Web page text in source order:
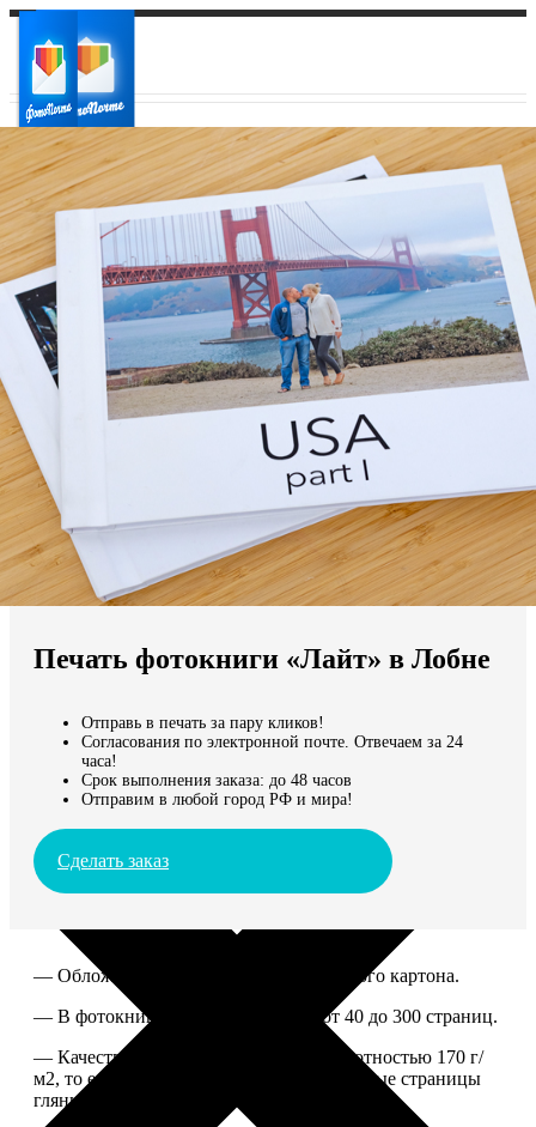
Ваш город:
Ваш регион доставки
Выберите из списка:
Мы доставляем по всему миру
Продолжить без города
Печать фотокниги «Лайт» в Лобне
Отправь в печать за пару кликов!
Согласования по электронной почте. Отвечаем за 24
часа!
Срок выполнения заказа: до 48 часов
Отправим в любой город РФ и мира!
Сделать заказ
— Обложка из твердого ламинированного картона.
— В фотокниге можно разместить от 40 до 300 страниц.
— Качественная мелованная бумага плотностью 170 г/
м2, то есть страницы выглядят, как плотные страницы
глянцевого журнала.